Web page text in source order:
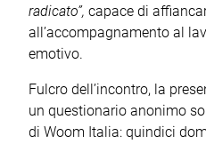
radicato”, capace di
all’accompagnamento al
emotivo.
Fulcro dell’incontro, la
un questionario anonimo
di Woom Italia: quindici